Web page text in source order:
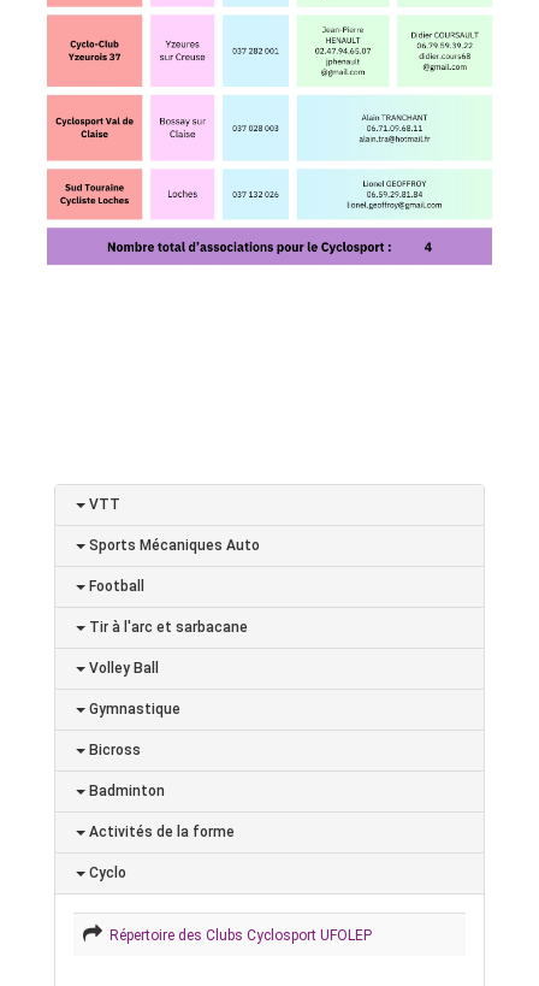
VTT
Sports Mécaniques Auto
Football
Tir à l'arc et sarbacane
Volley Ball
Gymnastique
Bicross
Badminton
Activités de la forme
Cyclo
Répertoire des Clubs Cyclosport UFOLEP